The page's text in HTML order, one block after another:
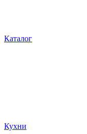
Каталог
Кухни